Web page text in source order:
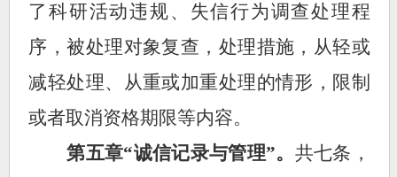
了科研活动违规、失信行为调查处理程
序，被处理对象复查 ，处理措施，从轻或
减轻处理、从重或加重处理的情形 ，限制
或者取消资格期限等内容。
第五章“诚信记录与管理”。 共七条，